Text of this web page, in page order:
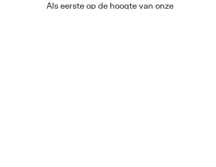
Als eerste op de hoogte van onze